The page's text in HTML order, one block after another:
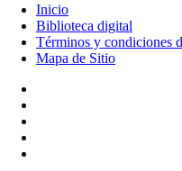
Inicio
Biblioteca digital
Términos y condiciones
Mapa de Sitio